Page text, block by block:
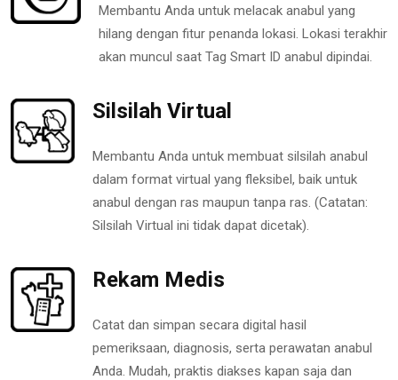
Membantu Anda untuk melacak anabul yang
hilang dengan fitur penanda lokasi. Lokasi terakhir
akan muncul saat Tag Smart ID anabul dipindai.
Silsilah Virtual
Membantu Anda untuk membuat silsilah anabul
dalam format virtual yang fleksibel, baik untuk
anabul dengan ras maupun tanpa ras. (Catatan:
Silsilah Virtual ini tidak dapat dicetak).
Rekam Medis
Catat dan simpan secara digital hasil
pemeriksaan, diagnosis, serta perawatan anabul
Anda. Mudah, praktis diakses kapan saja dan